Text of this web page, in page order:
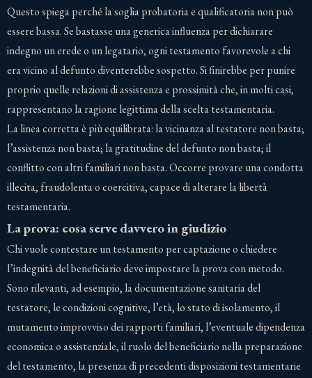
Questo spiega perché la soglia probatoria e qualificatoria non può
essere bassa. Se bastasse una generica influenza per dichiarare
indegno un erede o un legatario, ogni testamento favorevole a chi
era vicino al defunto diventerebbe sospetto. Si finirebbe per punire
proprio quelle relazioni di assistenza e prossimità che, in molti casi,
rappresentano la ragione legittima della scelta testamentaria.
La linea corretta è più equilibrata: la vicinanza al testatore non basta;
l’assistenza non basta; la gratitudine del defunto non basta; il
conflitto con altri familiari non basta. Occorre provare una condotta
illecita, fraudolenta o coercitiva, capace di alterare la libertà
testamentaria.
La prova: cosa serve davvero in giudizio
Chi vuole contestare un testamento per captazione o chiedere
l’indegnità del beneficiario deve impostare la prova con metodo.
Sono rilevanti, ad esempio, la documentazione sanitaria del
testatore, le condizioni cognitive, l’età, lo stato di isolamento, il
mutamento improvviso dei rapporti familiari, l’eventuale dipendenza
economica o assistenziale, il ruolo del beneficiario nella preparazione
del testamento, la presenza di precedenti disposizioni testamentarie